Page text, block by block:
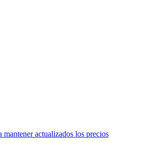
mantener actualizados los precios